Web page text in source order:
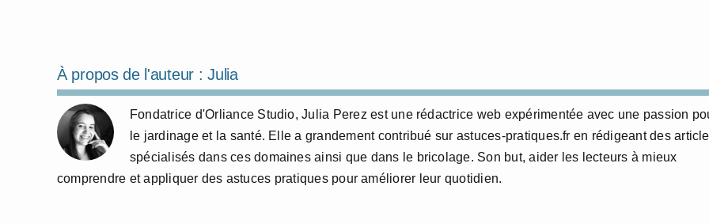
À propos de l'auteur :Julia
Fondatrice d'Orliance Studio, Julia Perez est une rédactrice web expérimentée avec une passion
le jardinage et la santé. Elle a grandement contribué sur astuces-pratiques.fr en rédigeant des
spécialisés dans ces domaines ainsi que dans le bricolage. Son but, aider les lecteurs à mieux
comprendre et appliquer des astuces pratiques pour améliorer leur quotidien.